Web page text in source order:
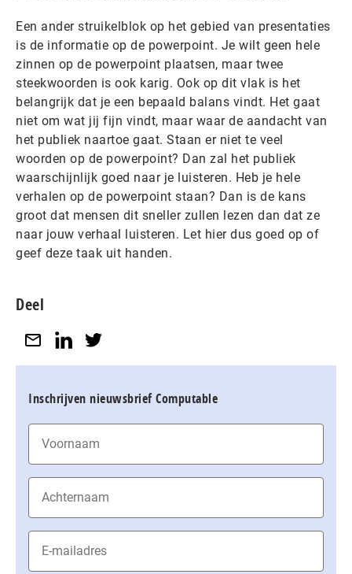
Een ander struikelblok op het gebied van presentaties
is de informatie op de powerpoint. Je wilt geen hele
zinnen op de powerpoint plaatsen, maar twee
steekwoorden is ook karig. Ook op dit vlak is het
belangrijk dat je een bepaald balans vindt. Het gaat
niet om wat jij fijn vindt, maar waar de aandacht van
het publiek naartoe gaat. Staan er niet te veel
woorden op de powerpoint? Dan zal het publiek
waarschijnlijk goed naar je luisteren. Heb je hele
verhalen op de powerpoint staan? Dan is de kans
groot dat mensen dit sneller zullen lezen dan dat ze
naar jouw verhaal luisteren. Let hier dus goed op of
geef deze taak uit handen.
Deel
Inschrijven nieuwsbrief Computable